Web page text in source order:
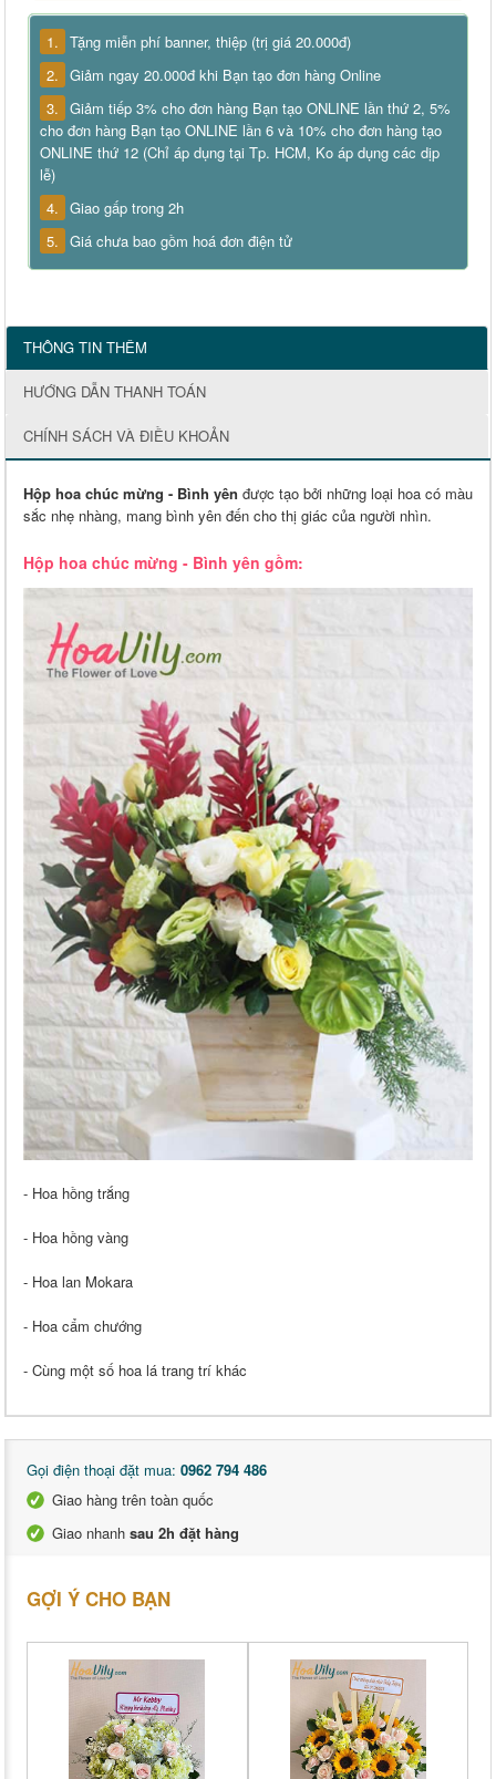
1. Tặng miễn phí banner, thiệp (trị giá 20.000đ)
2. Giảm ngay 20.000đ khi Bạn tạo đơn hàng Online
3. Giảm tiếp 3% cho đơn hàng Bạn tạo ONLINE lần thứ 2, 5%
cho đơn hàng Bạn tạo ONLINE lần 6 và 10% cho đơn hàng tạo
ONLINE thứ 12 (Chỉ áp dụng tại Tp. HCM, Ko áp dụng các dịp
lễ)
4. Giao gấp trong 2h
5. Giá chưa bao gồm hoá đơn điện tử
THÔNG TIN THÊM
HƯỚNG DẪN THANH TOÁN
CHÍNH SÁCH VÀ ĐIỀU KHOẢN
Hộp hoa chúc mừng - Bình yên được tạo bởi những loại hoa có màu
sắc nhẹ nhàng, mang bình yên đến cho thị giác của người nhìn.
Hộp hoa chúc mừng - Bình yên gồm:
- Hoa hồng trắng
- Hoa hồng vàng
- Hoa lan Mokara
- Hoa cẩm chướng
- Cùng một số hoa lá trang trí khác
Gọi điện thoại đặt mua: 0962 794 486
Giao hàng trên toàn quốc
Giao nhanh sau 2h đặt hàng
GỢI Ý CHO BẠN